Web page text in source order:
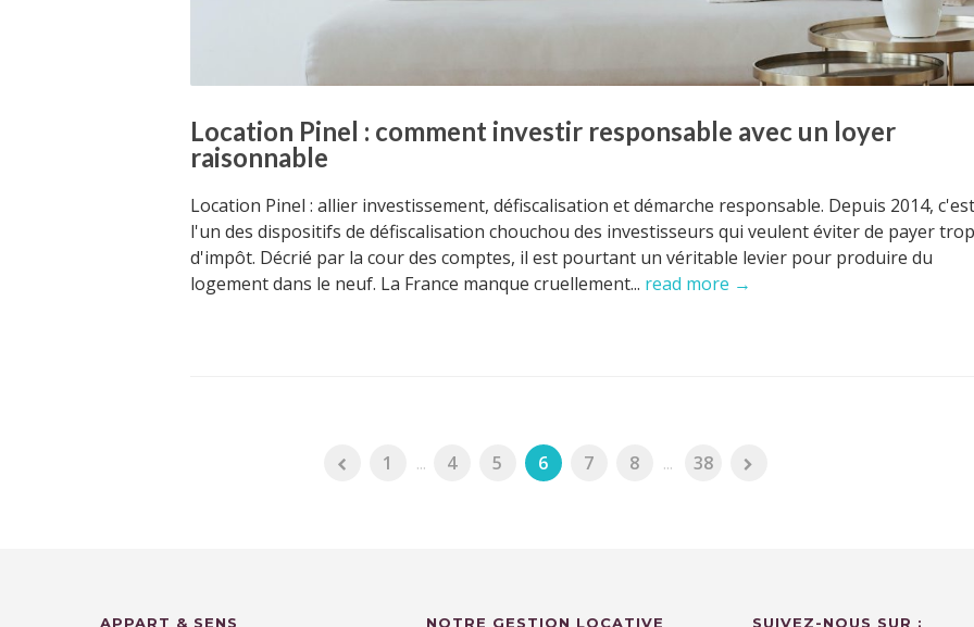
Location Pinel : comment investir responsable avec un loyer
raisonnable
Location Pinel : allier investissement, défiscalisation et démarche responsable. Depuis 2014, c'est
l'un des dispositifs de défiscalisation chouchou des investisseurs qui veulent éviter de payer trop
d'impôt. Décrié par la cour des comptes, il est pourtant un véritable levier pour produire du
logement dans le neuf. La France manque cruellement... read more →
1 ... 4 5 6 7 8 ... 38
APPART & SENS NOTRE GESTION LOCATIVE SUIVEZ-NOUS SUR :